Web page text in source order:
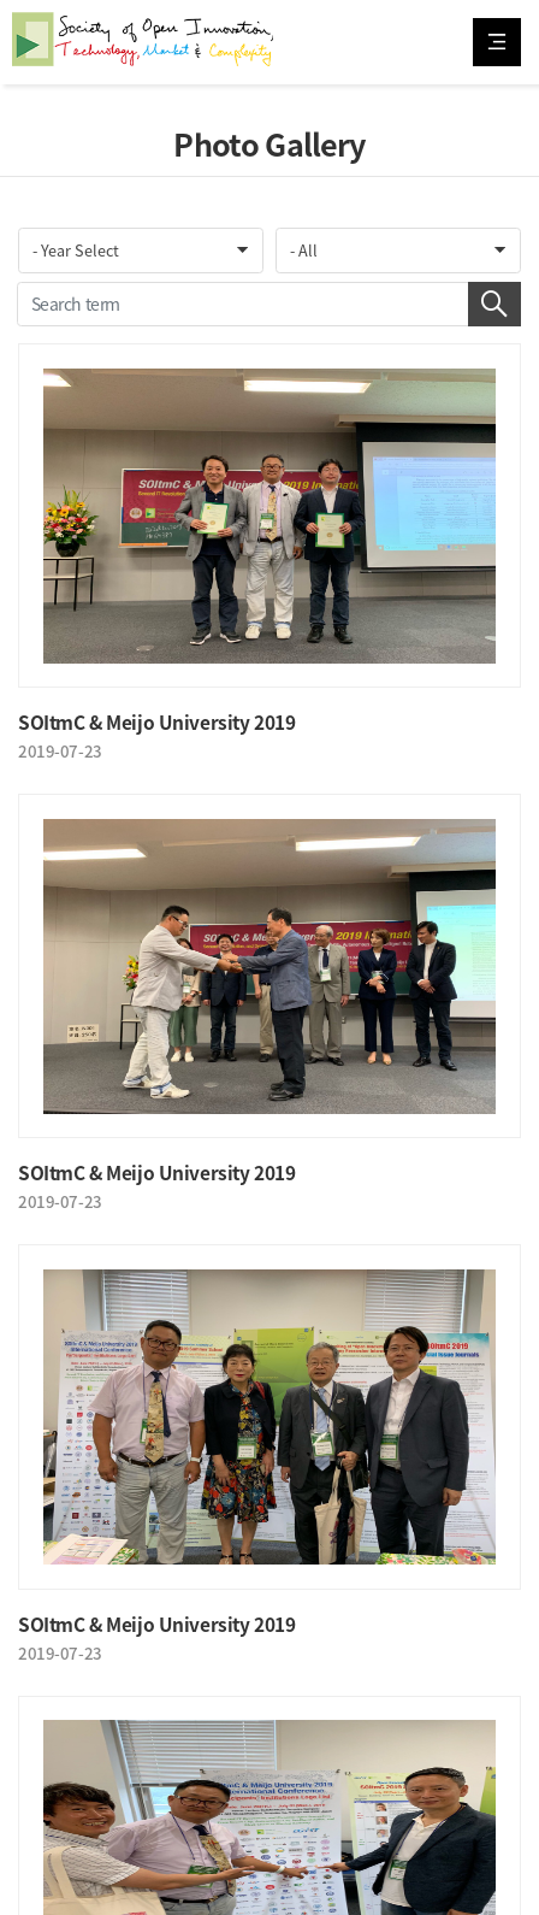
Photo Gallery
SOItmC & Meijo University 2019
2019-07-23
SOItmC & Meijo University 2019
2019-07-23
SOItmC & Meijo University 2019
2019-07-23